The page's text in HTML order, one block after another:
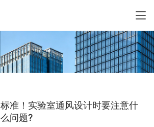
标准！实验室通风设计时要注意什
么问题?